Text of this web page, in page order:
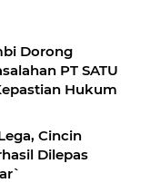
Dorong
PT SATU
Hukum
Cincin